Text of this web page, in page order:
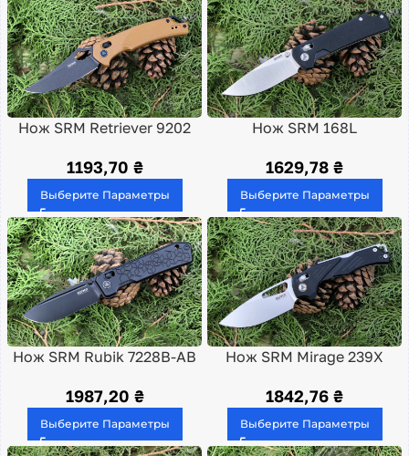
Нож SRM Retriever 9202
1193,70 ₴
Выберите Параметры
Нож SRM 168L
1629,78 ₴
Выберите Параметры
Нож SRM Rubik 7228B-AB
1987,20 ₴
Выберите Параметры
Нож SRM Mirage 239X
1842,76 ₴
Выберите Параметры